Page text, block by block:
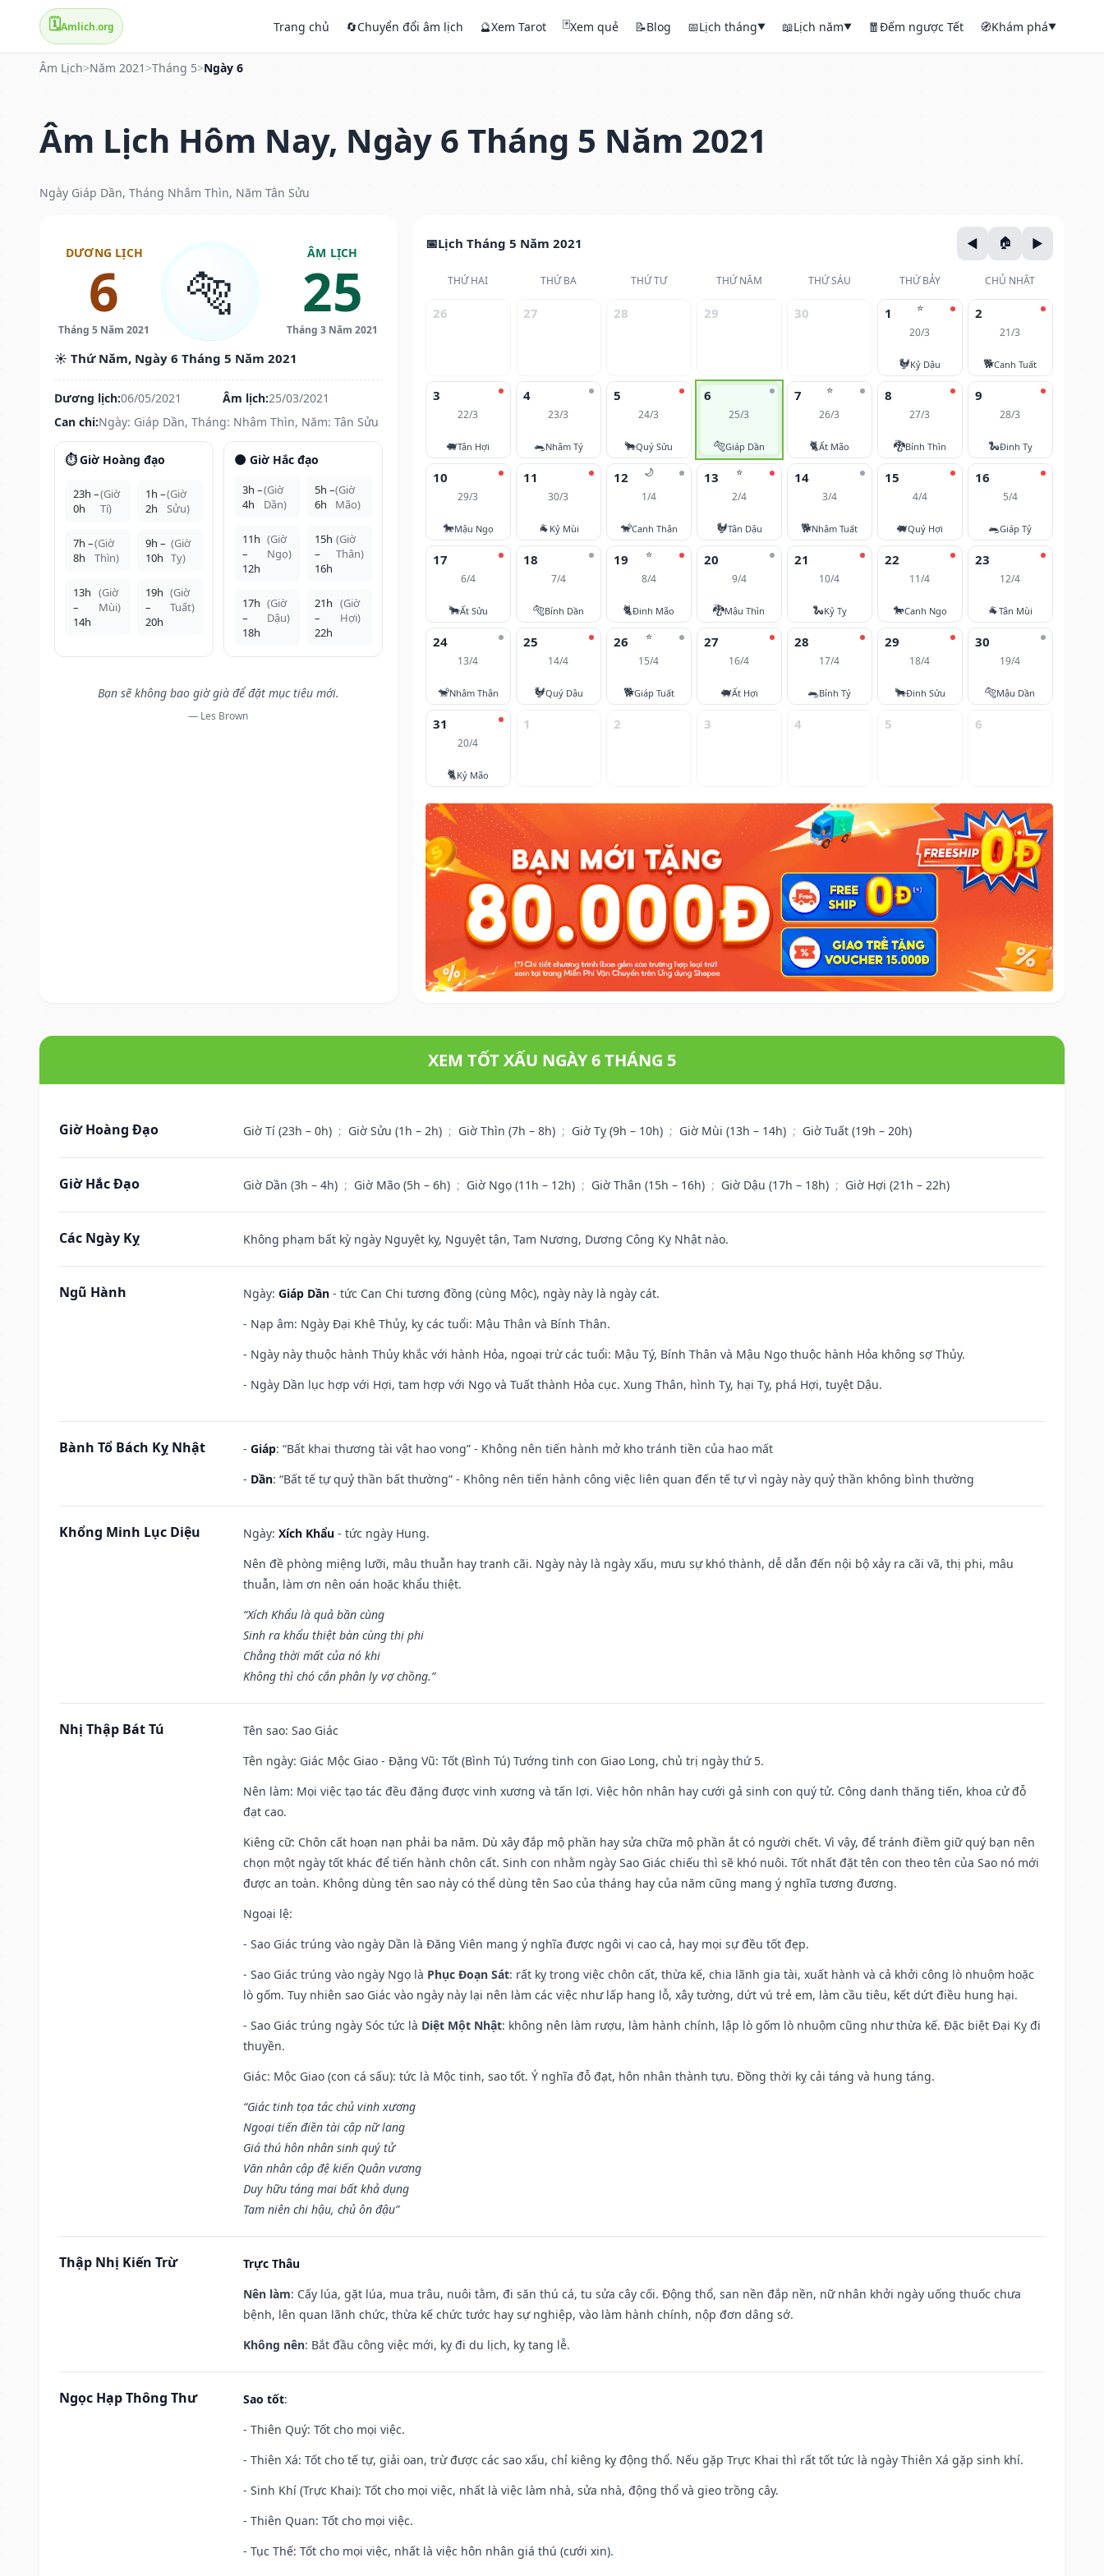
🗓️Amlich.org Trang chủ 🔄Chuyển đổi âm lịch 🔮Xem Tarot 🃏Xem quẻ 📝Blog 📅Lịch tháng▼ 📖Lịch năm▼ 🧧Đếm ngược Tết 🧭Khám phá▼
Âm Lịch>Năm 2021 >Tháng 5>Ngày 6
Âm Lịch Hôm Nay, Ngày 6 Tháng 5 Năm 2021
Ngày Giáp Dần, Tháng Nhâm Thìn, Năm Tân Sửu
DƯƠNG LỊCH
6
Tháng 5 Năm 2021
🐅
ÂM LỊCH
25
Tháng 3 Năm 2021
☀️ Thứ Năm, Ngày 6 Tháng 5 Năm 2021
Dương lịch:06/05/2021 Âm lịch:25/03/2021
Can chi:Ngày: Giáp Dần, Tháng: Nhâm Thìn, Năm: Tân Sửu
⏱️ Giờ Hoàng đạo
23h –
0h
(Giờ
Tí)
1h –
2h
(Giờ
Sửu)
7h –
8h
(Giờ
Thìn)
9h –
10h
(Giờ
Tỵ)
13h
–
14h
(Giờ
Mùi)
19h
–
20h
(Giờ
Tuất)
🌑 Giờ Hắc đạo
3h –
4h
(Giờ
Dần)
5h –
6h
(Giờ
Mão)
11h
–
12h
(Giờ
Ngọ)
15h
–
16h
(Giờ
Thân)
17h
–
18h
(Giờ
Dậu)
21h
–
22h
(Giờ
Hợi)
Bạn sẽ không bao giờ già để đặt mục tiêu mới.
— Les Brown
Lịch Tháng 5 Năm 2021
THỨ HAI THỨ BA THỨ TƯ THỨ NĂM THỨ SÁU THỨ BẢY CHỦ NHẬT
26 27 28 29 30 ⭐
1
20/3
🐓Kỷ Dậu
2
21/3
🐕Canh Tuất
3
22/3
🐖Tân Hợi
4
23/3
🐀Nhâm Tý
5
24/3
🐂Quý Sửu
6
25/3
🐅Giáp Dần
⭐
7
26/3
🐈Ất Mão
8
27/3
🐉Bính Thìn
9
28/3
🐍Đinh Tỵ
10
29/3
🐎Mậu Ngọ
11
30/3
🐐 Kỷ Mùi
🌙
12
1/4
🐒Canh Thân
⭐
13
2/4
🐓Tân Dậu
14
3/4
🐕Nhâm Tuất
15
4/4
🐖Quý Hợi
16
5/4
🐀Giáp Tý
17
6/4
🐂Ất Sửu
18
7/4
🐅Bính Dần
⭐
19
8/4
🐈Đinh Mão
20
9/4
🐉Mậu Thìn
21
10/4
🐍Kỷ Tỵ
22
11/4
🐎Canh Ngọ
23
12/4
🐐Tân Mùi
24
13/4
🐒Nhâm Thân
25
14/4
🐓Quý Dậu
⭐
26
15/4
🐕Giáp Tuất
27
16/4
🐖Ất Hợi
28
17/4
🐀Bính Tý
29
18/4
🐂Đinh Sửu
30
19/4
🐅Mậu Dần
31
20/4
🐈Kỷ Mão
1 2 3 4 5 6
XEM TỐT XẤU NGÀY 6 THÁNG 5
Giờ Hoàng Đạo Giờ Tí (23h – 0h) ; Giờ Sửu (1h – 2h) ; Giờ Thìn (7h – 8h) ; Giờ Tỵ (9h – 10h) ; Giờ Mùi (13h – 14h) ; Giờ Tuất (19h – 20h)
Giờ Hắc Đạo Giờ Dần (3h – 4h) ; Giờ Mão (5h – 6h) ; Giờ Ngọ (11h – 12h) ; Giờ Thân (15h – 16h) ; Giờ Dậu (17h – 18h) ; Giờ Hợi (21h – 22h)
Các Ngày Kỵ Không phạm bất kỳ ngày Nguyệt kỵ, Nguyệt tận, Tam Nương, Dương Công Kỵ Nhật nào.
Ngũ Hành Ngày: Giáp Dần - tức Can Chi tương đồng (cùng Mộc), ngày này là ngày cát.
- Nạp âm: Ngày Đại Khê Thủy, kỵ các tuổi: Mậu Thân và Bính Thân.
- Ngày này thuộc hành Thủy khắc với hành Hỏa, ngoại trừ các tuổi: Mậu Tý, Bính Thân và Mậu Ngọ thuộc hành Hỏa không sợ Thủy.
- Ngày Dần lục hợp với Hợi, tam hợp với Ngọ và Tuất thành Hỏa cục. Xung Thân, hình Tỵ, hại Tỵ, phá Hợi, tuyệt Dậu.
Bành Tổ Bách Kỵ Nhật - Giáp: “Bất khai thương tài vật hao vong” - Không nên tiến hành mở kho tránh tiền của hao mất
- Dần: “Bất tế tự quỷ thần bất thường” - Không nên tiến hành công việc liên quan đến tế tự vì ngày này quỷ thần không bình thường
Khổng Minh Lục Diệu Ngày: Xích Khẩu - tức ngày Hung.
Nên đề phòng miệng lưỡi, mâu thuẫn hay tranh cãi. Ngày này là ngày xấu, mưu sự khó thành, dễ dẫn đến nội bộ xảy ra cãi vã, thị phi, mâu
thuẫn, làm ơn nên oán hoặc khẩu thiệt.
“Xích Khẩu là quả bần cùng
Sinh ra khẩu thiệt bàn cùng thị phi
Chẳng thời mất của nó khi
Không thì chó cắn phân ly vợ chồng.”
Nhị Thập Bát Tú Tên sao: Sao Giác
Tên ngày: Giác Mộc Giao - Đặng Vũ: Tốt (Bình Tú) Tướng tinh con Giao Long, chủ trị ngày thứ 5.
Nên làm: Mọi việc tạo tác đều đặng được vinh xương và tấn lợi. Việc hôn nhân hay cưới gả sinh con quý tử. Công danh thăng tiến, khoa cử đỗ
đạt cao.
Kiêng cữ: Chôn cất hoạn nạn phải ba năm. Dù xây đắp mộ phần hay sửa chữa mộ phần ắt có người chết. Vì vậy, để tránh điềm giữ quý bạn nên
chọn một ngày tốt khác để tiến hành chôn cất. Sinh con nhằm ngày Sao Giác chiếu thì sẽ khó nuôi. Tốt nhất đặt tên con theo tên của Sao nó mới
được an toàn. Không dùng tên sao này có thể dùng tên Sao của tháng hay của năm cũng mang ý nghĩa tương đương.
Ngoại lệ:
- Sao Giác trúng vào ngày Dần là Đăng Viên mang ý nghĩa được ngôi vị cao cả, hay mọi sự đều tốt đẹp.
- Sao Giác trúng vào ngày Ngọ là Phục Đoạn Sát: rất kỵ trong việc chôn cất, thừa kế, chia lãnh gia tài, xuất hành và cả khởi công lò nhuộm hoặc
lò gốm. Tuy nhiên sao Giác vào ngày này lại nên làm các việc như lấp hang lỗ, xây tường, dứt vú trẻ em, làm cầu tiêu, kết dứt điều hung hại.
- Sao Giác trúng ngày Sóc tức là Diệt Một Nhật: không nên làm rượu, làm hành chính, lập lò gốm lò nhuộm cũng như thừa kế. Đặc biệt Đại Kỵ đi
thuyền.
Giác: Mộc Giao (con cá sấu): tức là Mộc tinh, sao tốt. Ý nghĩa đỗ đạt, hôn nhân thành tựu. Đồng thời kỵ cải táng và hung táng.
“Giác tinh tọa tác chủ vinh xương
Ngoại tiến điền tài cập nữ lang
Giá thú hôn nhân sinh quý tử
Văn nhân cập đệ kiến Quân vương
Duy hữu táng mai bất khả dụng
Tam niên chi hậu, chủ ôn đậu”
Thập Nhị Kiến Trừ
Trực Thâu
Nên làm: Cấy lúa, gặt lúa, mua trâu, nuôi tằm, đi săn thú cá, tu sửa cây cối. Động thổ, san nền đắp nền, nữ nhân khởi ngày uống thuốc chưa
bệnh, lên quan lãnh chức, thừa kế chức tước hay sự nghiệp, vào làm hành chính, nộp đơn dâng sớ.
Không nên: Bắt đầu công việc mới, kỵ đi du lịch, kỵ tang lễ.
Ngọc Hạp Thông Thư Sao tốt:
- Thiên Quý: Tốt cho mọi việc.
- Thiên Xá: Tốt cho tế tự, giải oan, trừ được các sao xấu, chỉ kiêng kỵ động thổ. Nếu gặp Trực Khai thì rất tốt tức là ngày Thiên Xá gặp sinh khí.
- Sinh Khí (Trực Khai): Tốt cho mọi việc, nhất là việc làm nhà, sửa nhà, động thổ và gieo trồng cây.
- Thiên Quan: Tốt cho mọi việc.
- Tục Thế: Tốt cho mọi việc, nhất là việc hôn nhân giá thú (cưới xin).